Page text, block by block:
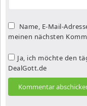
Name, E-Mail-
meinen nächsten
Ja, ich möchte den
DealGott.de